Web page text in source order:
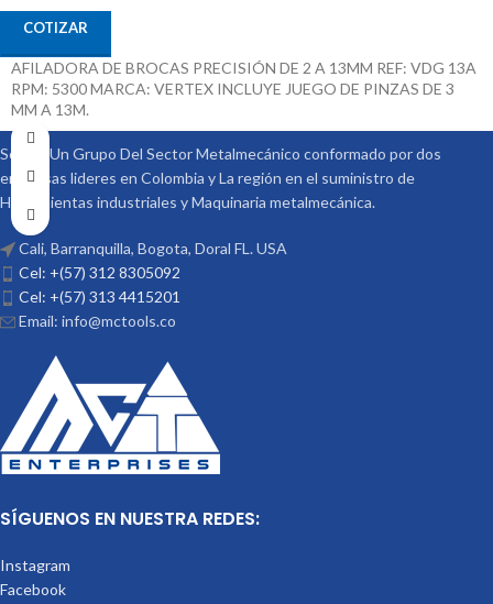
COTIZAR
AFILADORA DE BROCAS PRECISIÓN DE 2 A 13MM REF: VDG 13A
RPM: 5300 MARCA: VERTEX INCLUYE JUEGO DE PINZAS DE 3
MM A 13M.
Somos Un Grupo Del Sector Metalmecánico conformado por dos
empresas lideres en Colombia y La región en el suministro de
Herramientas industriales y Maquinaria metalmecánica.
Cali, Barranquilla, Bogota, Doral FL. USA
Cel: +(57) 312 8305092
Cel: +(57) 313 4415201
Email: info@mctools.co
SÍGUENOS EN NUESTRA REDES:
Instagram
Facebook